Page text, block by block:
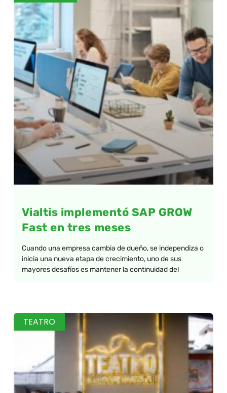
Vialtis implementó SAP GROW
Fast en tres meses
Cuando una empresa cambia de dueño, se independiza o
inicia una nueva etapa de crecimiento, uno de sus
mayores desafíos es mantener la continuidad del
TEATRO